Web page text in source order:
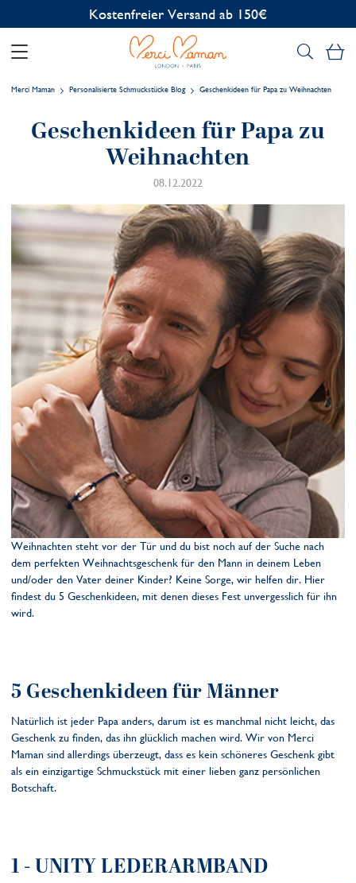
Kostenlose Personalisierung
Merci Maman Personalisierte Schmuckstücke Blog Geschenkideen für Papa zu Weihnachten
Geschenkideen für Papa zu
Weihnachten
08.12.2022
Weihnachten steht vor der Tür und du bist noch auf der Suche nach
dem perfekten Weihnachtsgeschenk für den Mann in deinem Leben
und/oder den Vater deiner Kinder? Keine Sorge, wir helfen dir. Hier
findest du 5 Geschenkideen, mit denen dieses Fest unvergesslich für ihn
wird.
5 Geschenkideen für Männer
Natürlich ist jeder Papa anders, darum ist es manchmal nicht leicht, das
Geschenk zu finden, das ihn glücklich machen wird. Wir von Merci
Maman sind allerdings überzeugt, dass es kein schöneres Geschenk gibt
als ein einzigartige Schmuckstück mit einer lieben ganz persönlichen
Botschaft.
1 - UNITY LEDERARMBAND